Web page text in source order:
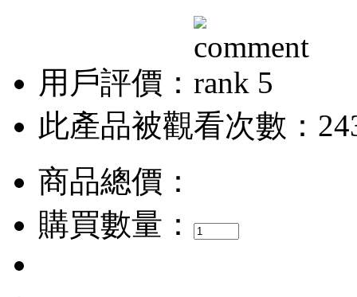
用戶評價：
此產品被觀看次數：
商品總價：
購買數量：